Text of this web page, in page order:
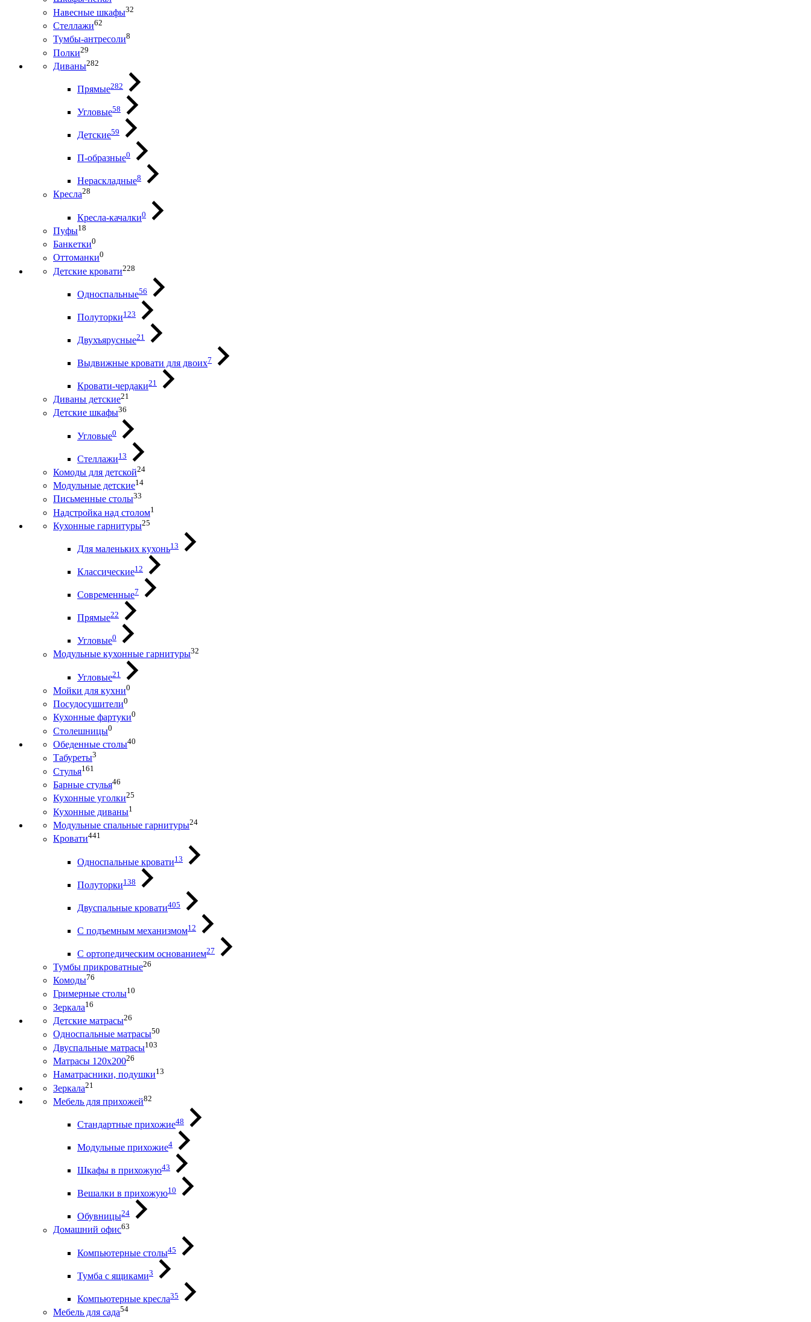
Навесные шкафы32
Стеллажи62
Тумбы-антресоли8
Полки29
Диваны282
Прямые282
Угловые58
Детские59
П-образные0
Нераскладные8
Кресла28
Кресла-качалки0
Пуфы18
Банкетки0
Оттоманки0
Детские кровати228
Односпальные56
Полуторки123
Двухъярусные21
Выдвижные кровати для двоих7
Кровати-чердаки21
Диваны детские21
Детские шкафы36
Угловые0
Стеллажи13
Комоды для детской24
Модульные детские14
Письменные столы33
Надстройка над столом1
Кухонные гарнитуры25
Для маленьких кухонь13
Классические12
Современные7
Прямые22
Угловые0
Модульные кухонные гарнитуры32
Угловые21
Мойки для кухни0
Посудосушители0
Кухонные фартуки0
Столешницы0
Обеденные столы40
Табуреты3
Стулья161
Барные стулья46
Кухонные уголки25
Кухонные диваны1
Модульные спальные гарнитуры24
Кровати441
Односпальные кровати13
Полуторки138
Двуспальные кровати405
С подъемным механизмом12
С ортопедическим основанием27
Тумбы прикроватные26
Комоды76
Гримерные столы10
Зеркала16
Детские матрасы26
Односпальные матрасы50
Двуспальные матрасы103
Матрасы 120х20026
Наматрасники, подушки13
Зеркала21
Мебель для прихожей82
Стандартные прихожие48
Модульные прихожие4
Шкафы в прихожую43
Вешалки в прихожую10
Обувницы24
Домашний офис63
Компьютерные столы45
Тумба с ящиками3
Компьютерные кресла35
Мебель для сада54